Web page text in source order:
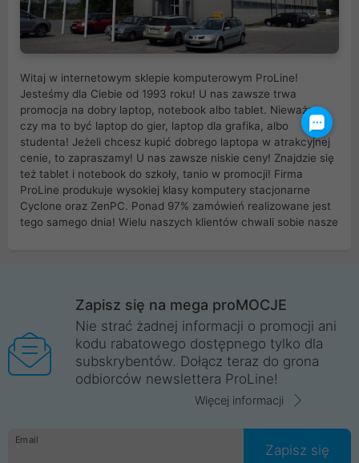
Witaj w internetowym sklepie komputerowym ProLine!
Jesteśmy dla Ciebie od 1993 roku! U nas zawsze trwa
promocja na dobry laptop, notebook albo tablet. Nieważne
czy ma to być laptop do gier, laptop dla grafika, albo
studenta! Jeżeli chcesz kupić dobrego laptopa w atrakcyjnej
cenie, to zapraszamy! U nas zawsze niskie ceny! Znajdzie się
też tablet i notebook do szkoły, tanio w promocji! Firma
ProLine produkuje wysokiej klasy komputery stacjonarne
Cyclone oraz ZenPC. Ponad 97% zamówień realizowane jest
tego samego dnia! Wielu naszych klientów chwali sobie nasze
Wrocław, Poznań, Legnica, Katowice, Gliwice, Kalisz, Bytom,
Trzebnica, Opole. Szybka i profesjonalna obsługa!
ProLine to polska firma ze 100% polskim kapitałem. Działamy
legalnie i płacimy podatki w naszym kraju! Posiadamy siedzibę
główną w Mirkowie oraz salony na terenie kraju. Cała
komunikacja ze sklepem komputerowym ProLine jest
danych osobowych. Dlatego zakup notebooka albo laptopa w
ProLine to czysta przyjemność i pełne bezpieczeństwo.
Zapisz się na mega proMOCJE
Nie strać żadnej informacji o promocji ani
kodu rabatowego dostępnego tylko dla
subskrybentów. Dołącz teraz do grona
odbiorców newslettera ProLine!
Więcej informacji
Email
Zapisz się